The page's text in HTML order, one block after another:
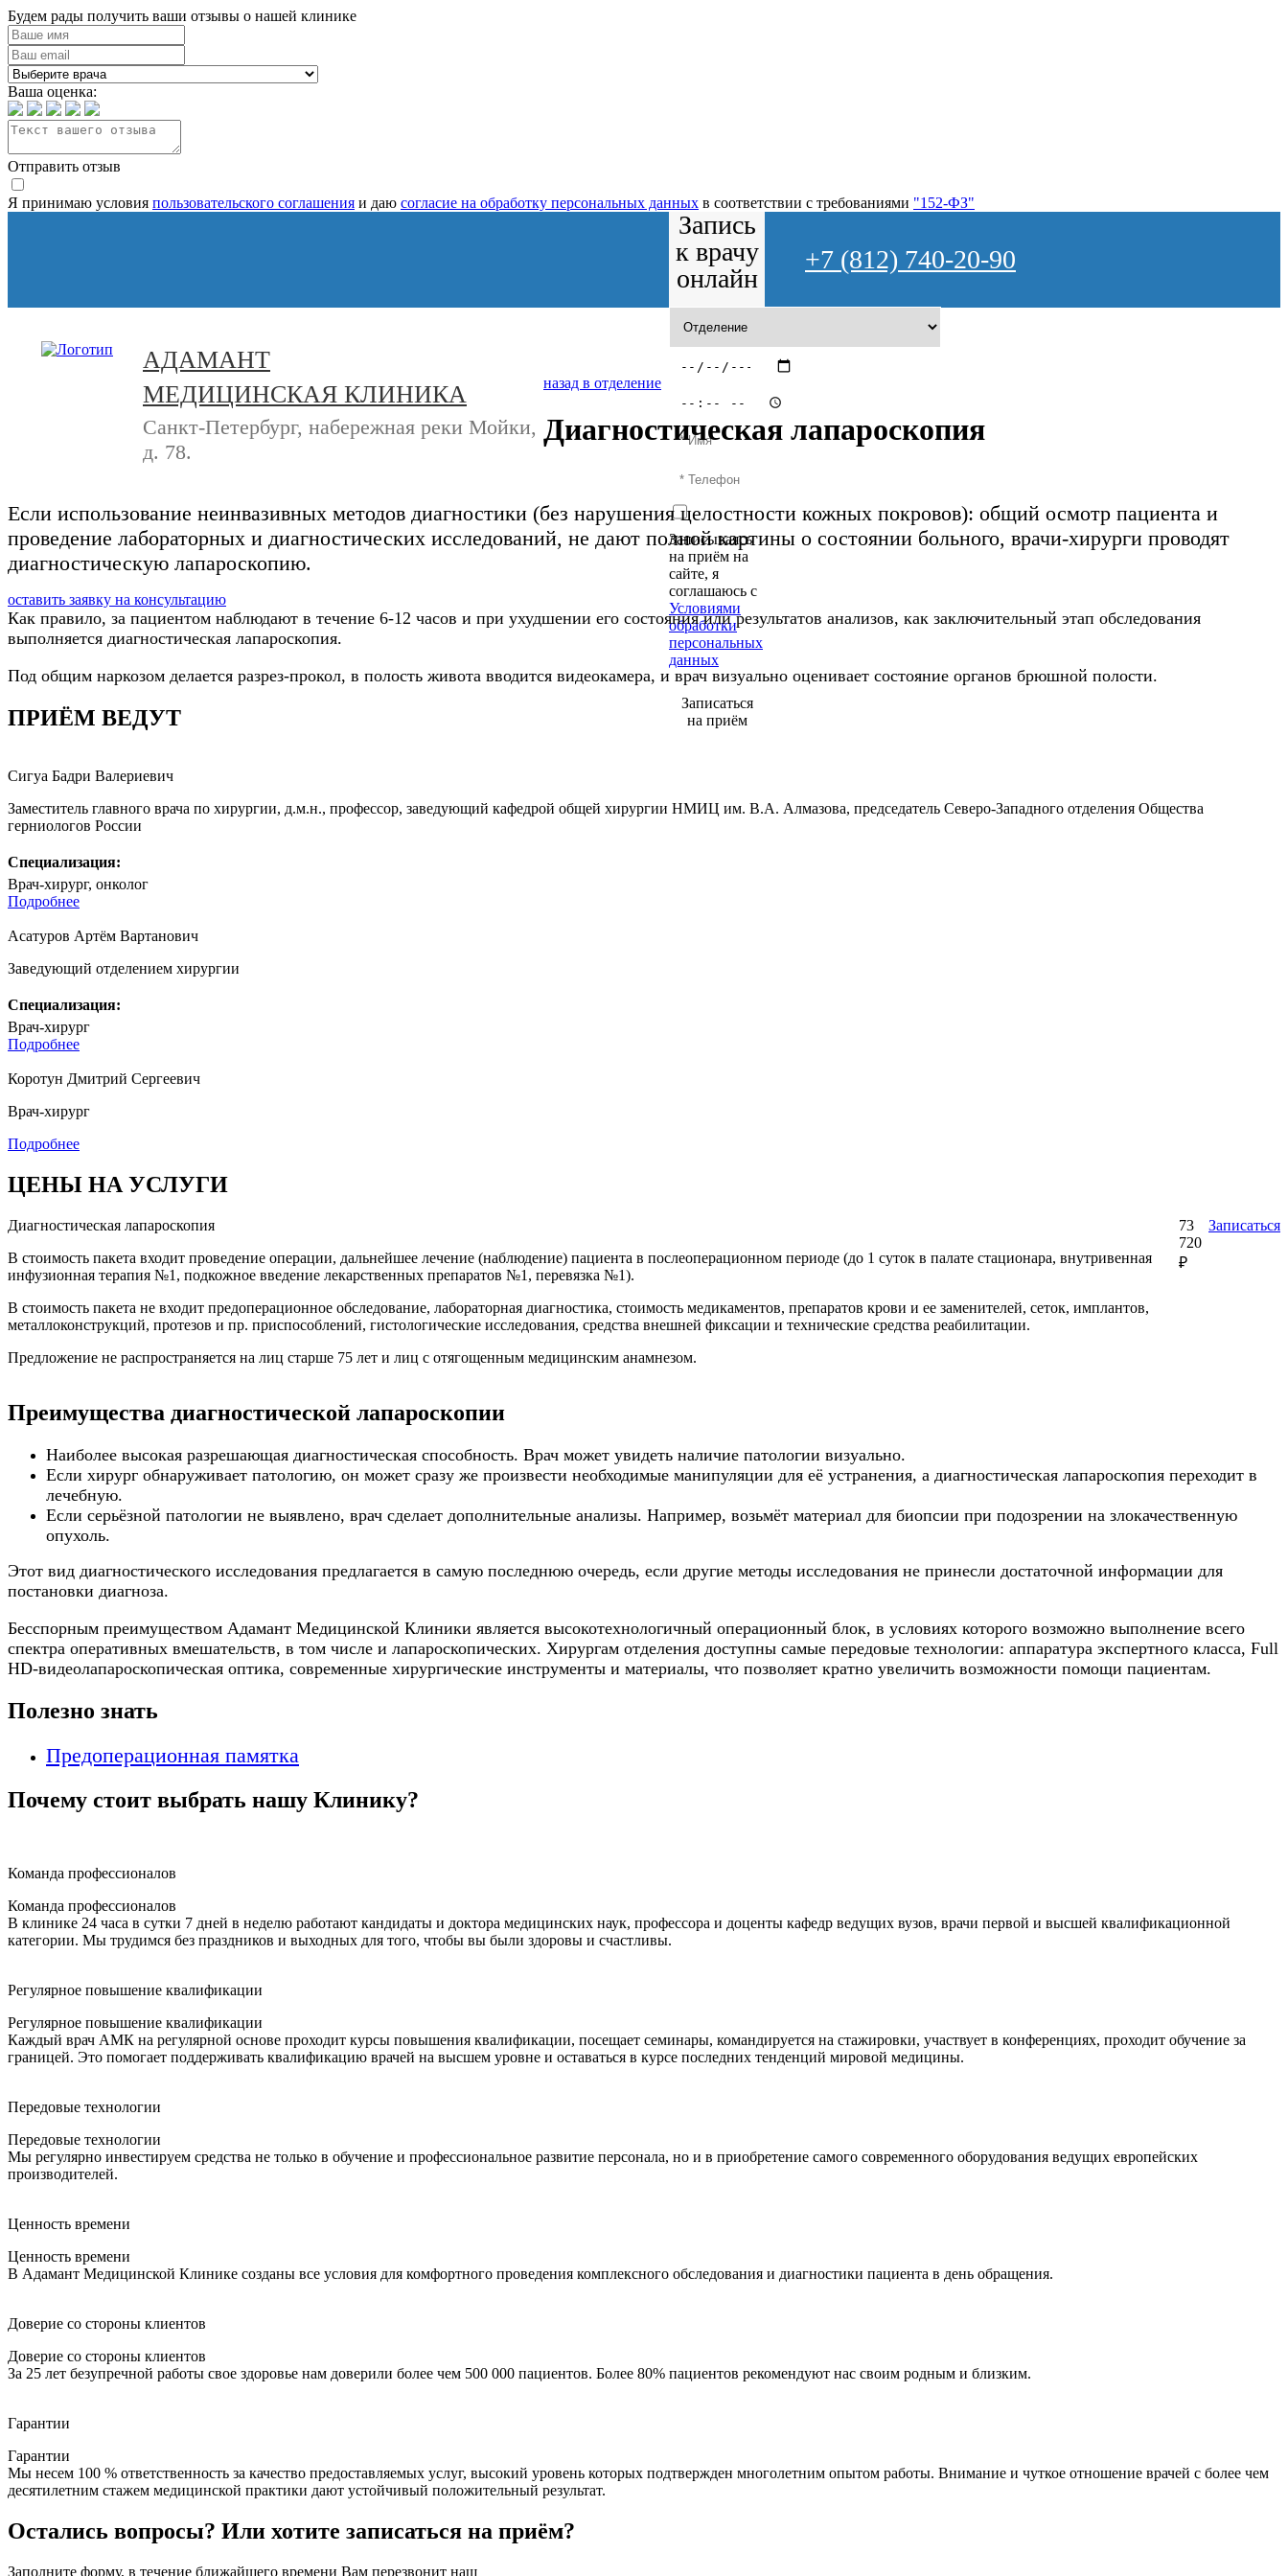
Будем рады получить ваши отзывы о нашей клинике
Ваша оценка:
Отправить отзыв
Я принимаю условия пользовательского соглашения и даю согласие на обработку персональных данных в соответствии с требованиями "152-ФЗ"
+7 (812) 740-20-90
Запись
к врачу
онлайн
Записываясь
на приём на
сайте, я
соглашаюсь с
Условиями
обработки
персональных
данных
Записаться
на приём
АДАМАНТ
МЕДИЦИНСКАЯ КЛИНИКА
Санкт-Петербург, набережная реки Мойки,
д. 78.
назад в отделение
Диагностическая лапароскопия
Если использование неинвазивных методов диагностики (без нарушения целостности кожных покровов): общий осмотр пациента и
проведение лабораторных и диагностических исследований, не дают полной картины о состоянии больного, врачи-хирурги проводят
диагностическую лапароскопию.
оставить заявку на консультацию
Как правило, за пациентом наблюдают в течение 6-12 часов и при ухудшении его состояния или результатов анализов, как заключительный этап обследования
выполняется диагностическая лапароскопия.
Под общим наркозом делается разрез-прокол, в полость живота вводится видеокамера, и врач визуально оценивает состояние органов брюшной полости.
ПРИЁМ ВЕДУТ
Сигуа Бадри Валериевич
Заместитель главного врача по хирургии, д.м.н., профессор, заведующий кафедрой общей хирургии НМИЦ им. В.А. Алмазова, председатель Северо-Западного отделения Общества
герниологов России
Специализация:
Врач-хирург, онколог
Подробнее
Асатуров Артём Вартанович
Заведующий отделением хирургии
Специализация:
Врач-хирург
Подробнее
Коротун Дмитрий Сергеевич
Врач-хирург
Подробнее
ЦЕНЫ НА УСЛУГИ
Диагностическая лапароскопия
В стоимость пакета входит проведение операции, дальнейшее лечение (наблюдение) пациента в послеоперационном периоде (до 1 суток в палате стационара, внутривенная
инфузионная терапия №1, подкожное введение лекарственных препаратов №1, перевязка №1).
В стоимость пакета не входит предоперационное обследование, лабораторная диагностика, стоимость медикаментов, препаратов крови и ее заменителей, сеток, имплантов,
металлоконструкций, протезов и пр. приспособлений, гистологические исследования, средства внешней фиксации и технические средства реабилитации.
Предложение не распространяется на лиц старше 75 лет и лиц с отягощенным медицинским анамнезом.
73
720
₽
Записаться
Преимущества диагностической лапароскопии
Наиболее высокая разрешающая диагностическая способность. Врач может увидеть наличие патологии визуально.
Если хирург обнаруживает патологию, он может сразу же произвести необходимые манипуляции для её устранения, а диагностическая лапароскопия переходит в
лечебную.
Если серьёзной патологии не выявлено, врач сделает дополнительные анализы. Например, возьмёт материал для биопсии при подозрении на злокачественную
опухоль.
Этот вид диагностического исследования предлагается в самую последнюю очередь, если другие методы исследования не принесли достаточной информации для
постановки диагноза.
Бесспорным преимуществом Адамант Медицинской Клиники является высокотехнологичный операционный блок, в условиях которого возможно выполнение всего
спектра оперативных вмешательств, в том числе и лапароскопических. Хирургам отделения доступны самые передовые технологии: аппаратура экспертного класса, Full
HD-видеолапароскопическая оптика, современные хирургические инструменты и материалы, что позволяет кратно увеличить возможности помощи пациентам.
Полезно знать
Предоперационная памятка
Почему стоит выбрать нашу Клинику?
Команда профессионалов
Команда профессионалов
В клинике 24 часа в сутки 7 дней в неделю работают кандидаты и доктора медицинских наук, профессора и доценты кафедр ведущих вузов, врачи первой и высшей квалификационной
категории. Мы трудимся без праздников и выходных для того, чтобы вы были здоровы и счастливы.
Регулярное повышение квалификации
Регулярное повышение квалификации
Каждый врач АМК на регулярной основе проходит курсы повышения квалификации, посещает семинары, командируется на стажировки, участвует в конференциях, проходит обучение за
границей. Это помогает поддерживать квалификацию врачей на высшем уровне и оставаться в курсе последних тенденций мировой медицины.
Передовые технологии
Передовые технологии
Мы регулярно инвестируем средства не только в обучение и профессиональное развитие персонала, но и в приобретение самого современного оборудования ведущих европейских
производителей.
Ценность времени
Ценность времени
В Адамант Медицинской Клинике созданы все условия для комфортного проведения комплексного обследования и диагностики пациента в день обращения.
Доверие со стороны клиентов
Доверие со стороны клиентов
За 25 лет безупречной работы свое здоровье нам доверили более чем 500 000 пациентов. Более 80% пациентов рекомендуют нас своим родным и близким.
Гарантии
Гарантии
Мы несем 100 % ответственность за качество предоставляемых услуг, высокий уровень которых подтвержден многолетним опытом работы. Внимание и чуткое отношение врачей с более чем
десятилетним стажем медицинской практики дают устойчивый положительный результат.
Остались вопросы? Или хотите записаться на приём?
Заполните форму, в течение ближайшего времени Вам перезвонит наш